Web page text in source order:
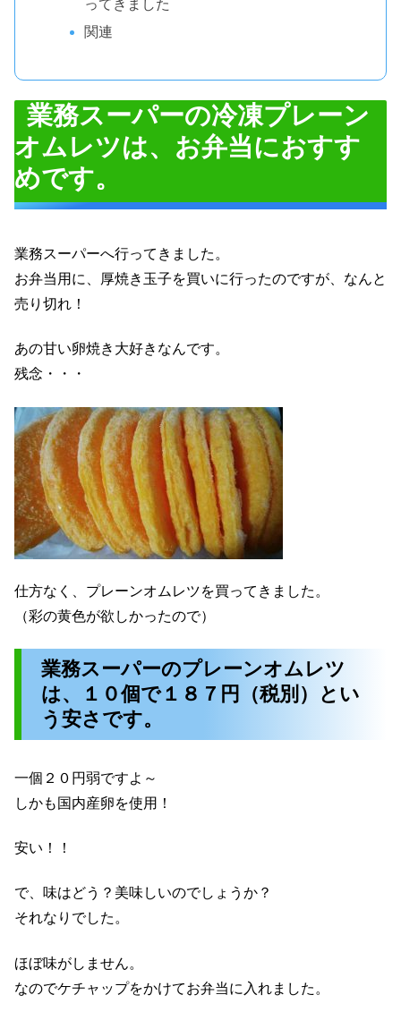
ってきました
関連
業務スーパーの冷凍プレーン
オムレツは、お弁当におすす
めです。
業務スーパーへ行ってきました。
お弁当用に、厚焼き玉子を買いに行ったのですが、なんと
売り切れ！
あの甘い卵焼き大好きなんです。
残念・・・
仕方なく、プレーンオムレツを買ってきました。
（彩の黄色が欲しかったので）
業務スーパーのプレーンオムレツ
は、１０個で１８７円（税別）とい
う安さです。
一個２０円弱ですよ～
しかも国内産卵を使用！
安い！！
で、味はどう？美味しいのでしょうか？
それなりでした。
ほぼ味がしません。
なのでケチャップをかけてお弁当に入れました。